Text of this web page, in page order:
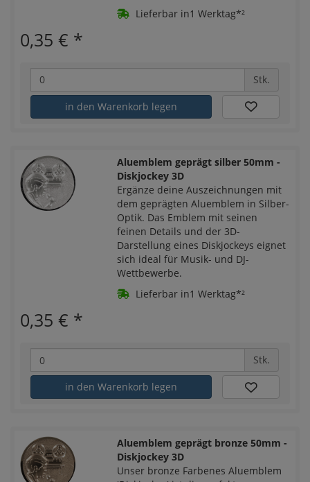
Lieferbar in1 Werktag*²
0,35 € *
Stk.
in den Warenkorb legen
Aluemblem geprägt silber 50mm -
Diskjockey 3D
Ergänze deine Auszeichnungen mit
dem geprägten Aluemblem in Silber-
Optik. Das Emblem mit seinen
feinen Details und der 3D-
Darstellung eines Diskjockeys eignet
sich ideal für Musik- und DJ-
Wettbewerbe.
Lieferbar in1 Werktag*²
0,35 € *
Stk.
in den Warenkorb legen
Aluemblem geprägt bronze 50mm -
Diskjockey 3D
Unser bronze Farbenes Aluemblem